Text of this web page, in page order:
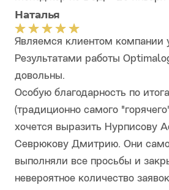
Наталья
Являемся клиентом компании
Результатами работы
довольны.
Особую благодарность по
(традиционно самого
хочется выразить Нурписову
Севрюкову Дмитрию. Они
выполняли все просьбы и
невероятное количество